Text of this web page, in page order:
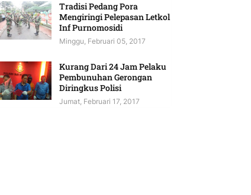
Tradisi Pedang Pora
Mengiringi Pelepasan Letkol
Inf Purnomosidi
Minggu, Februari 05, 2017
Kurang Dari 24 Jam Pelaku
Pembunuhan Gerongan
Diringkus Polisi
Jumat, Februari 17, 2017